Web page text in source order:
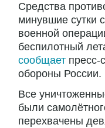
Средства
минувшие сутки
военной
беспилотный
сообщает пресс-
обороны России.
Все
были
перехвачены